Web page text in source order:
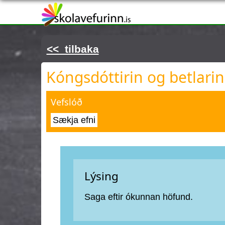
<< tilbaka
Kóngsdóttirin og
Vefslóð
Sækja efni
Lýsing
Saga eftir ókunnan höfund.